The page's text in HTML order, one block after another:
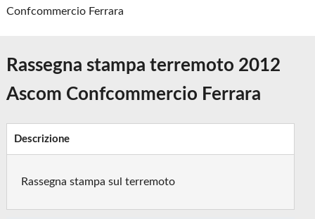
Confcommercio Ferrara
Rassegna stampa terremoto 2012
Ascom Confcommercio Ferrara
Descrizione
Rassegna stampa sul terremoto